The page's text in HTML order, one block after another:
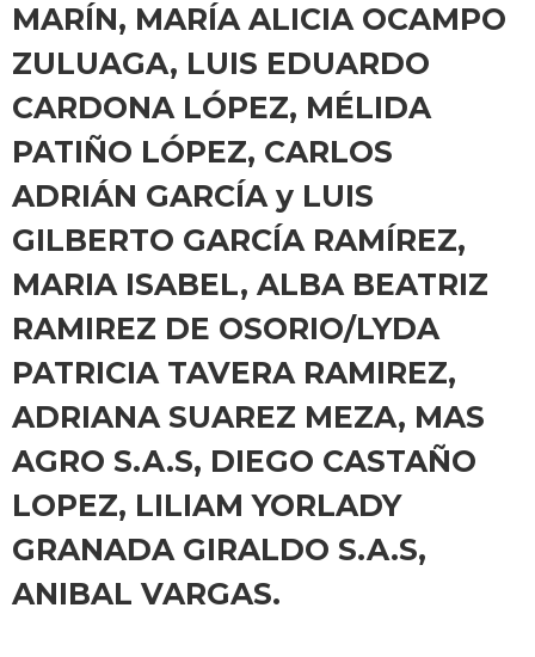
MARÍN, MARÍA ALICIA OCAMPO
ZULUAGA, LUIS EDUARDO
CARDONA LÓPEZ, MÉLIDA
PATIÑO LÓPEZ, CARLOS
ADRIÁN GARCÍA y LUIS
GILBERTO GARCÍA RAMÍREZ,
MARIA ISABEL, ALBA BEATRIZ
RAMIREZ DE OSORIO/LYDA
PATRICIA TAVERA RAMIREZ,
ADRIANA SUAREZ MEZA, MAS
AGRO S.A.S, DIEGO CASTAÑO
LOPEZ, LILIAM YORLADY
GRANADA GIRALDO S.A.S,
ANIBAL VARGAS.